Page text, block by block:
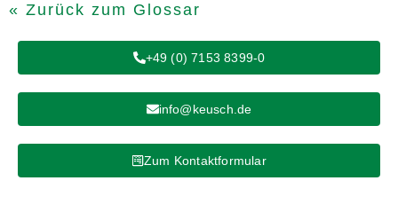
« Zurück zum Glossar
+49 (0) 7153 8399-0
info@keusch.de
Zum Kontaktformular